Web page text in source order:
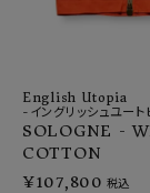
English Utopia
-イングリッシュユート
SOLOGNE -
COTTON
¥107,800 税込